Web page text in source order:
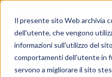
Il presente sito Web archivia
dell'utente, che vengono
informazioni sull'utilizzo del
comportamenti dell'utente in
servono a migliorare il sito